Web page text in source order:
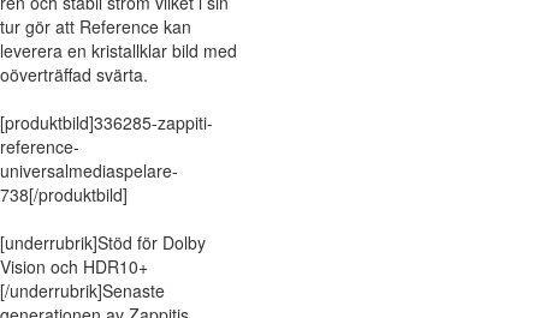
tur gör att Reference kan
leverera en kristallklar bild med
oöverträffad svärta.
[produktbild]336285-zappiti-
reference-
universalmediaspelare-
738[/produktbild]
[underrubrik]Stöd för Dolby
Vision och HDR10+
[/underrubrik]Senaste